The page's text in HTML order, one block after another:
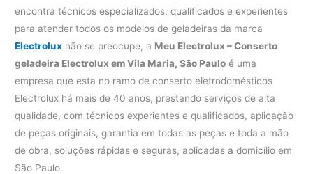
encontra técnicos especializados, qualificados e experientes
para atender todos os modelos de geladeiras da marca
Electrolux não se preocupe, a Meu Electrolux – Conserto
geladeira Electrolux em Vila Maria, São Paulo é uma
empresa que esta no ramo de conserto eletrodomésticos
Electrolux há mais de 40 anos, prestando serviços de alta
qualidade, com técnicos experientes e qualificados, aplicação
de peças originais, garantia em todas as peças e toda a mão
de obra, soluções rápidas e seguras, aplicadas a domicílio em
São Paulo.